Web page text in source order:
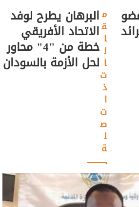
البرهان يطرح لوفد
الاتحاد الأفريقي
خطة من "4" محاور
لحل الأزمة بالسودان
م
ق
ا
ل
ا
ت
ذ
ا
ت
ص
ل
ة